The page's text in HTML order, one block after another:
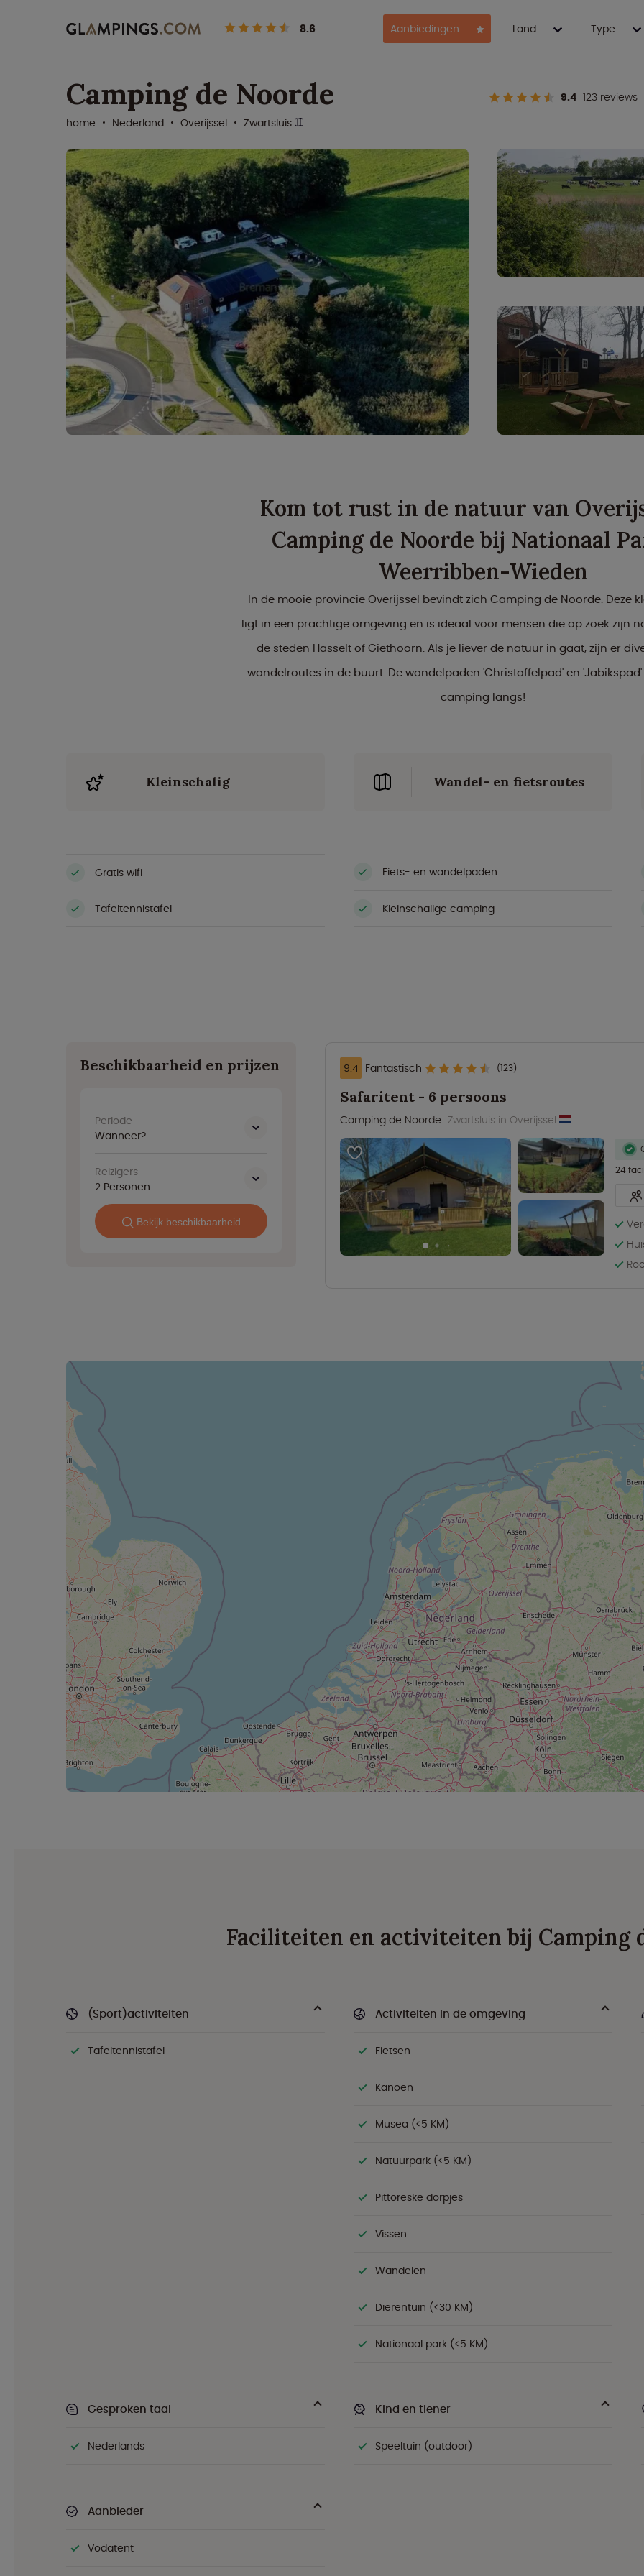
8.6 Aanbiedingen Land Type
Camping de Noorde 9.4 123 reviews
home
Nederland Overijssel Zwartsluis
Kom tot rust in de natuur van
Camping de Noorde bij Nationaal
Weerribben-Wieden
In de mooie provincie Overijssel bevindt zich Camping de Noorde. Deze
ligt in een prachtige omgeving en is ideaal voor mensen die op zoek zijn
de steden Hasselt of Giethoorn. Als je liever de natuur in gaat, zijn er
wandelroutes in de buurt. De wandelpaden 'Christoffelpad' en
camping langs!
Kleinschalig Wandel- en fietsroutes
Gratis wifi Fiets- en wandelpaden
Tafeltennistafel Kleinschalige camping
Beschikbaarheid en prijzen
Periode
Wanneer?
Reizigers
2 Personen
Bekijk beschikbaarheid
9.4 Fantastisch (123)
Safaritent - 6 persoons
Camping de Noorde Zwartsluis in Overijssel
24
Faciliteiten en activiteiten bij Camping
(Sport)activiteiten
Tafeltennistafel
Activiteiten in de omgeving
Fietsen
Kanoën
Musea (<5 KM)
Natuurpark (<5 KM)
Pittoreske dorpjes
Vissen
Wandelen
Dierentuin (<30 KM)
Nationaal park (<5 KM)
Gesproken taal
Nederlands
Kind en tiener
Speeltuin (outdoor)
Aanbieder
Vodatent